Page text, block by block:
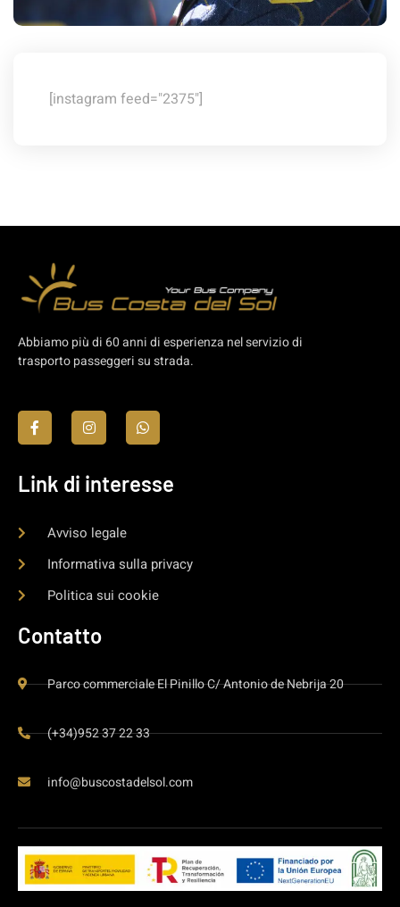
[instagram feed="2375"]
Abbiamo più di 60 anni di esperienza nel servizio di
trasporto passeggeri su strada.
Link di interesse
Avviso legale
Informativa sulla privacy
Politica sui cookie
Contatto
Parco commerciale El Pinillo C/ Antonio de Nebrija 20
(+34)952 37 22 33
info@buscostadelsol.com